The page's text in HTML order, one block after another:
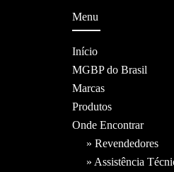
Menu
Início
MGBP do Brasil
Marcas
Produtos
Onde Encontrar
» Revendedores
» Assistência